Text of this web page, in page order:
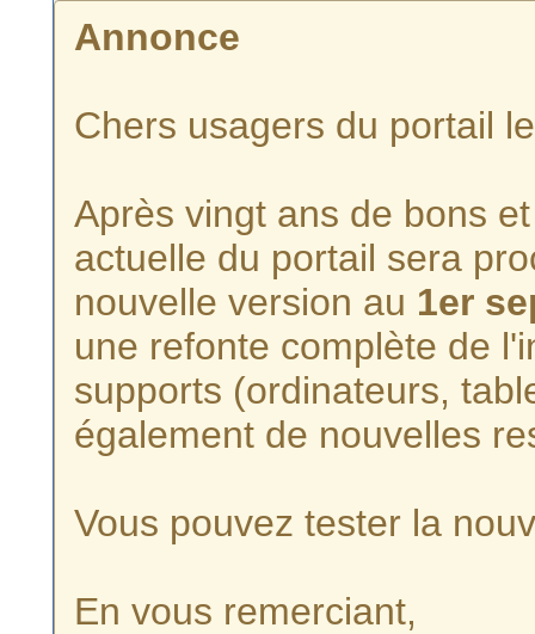
Annonce
Chers usagers du portail
Après vingt ans de bons
actuelle du portail sera
nouvelle version au 1er
une refonte complète de
supports (ordinateurs,
également de nouvelles
Vous pouvez tester la
En vous remerciant,